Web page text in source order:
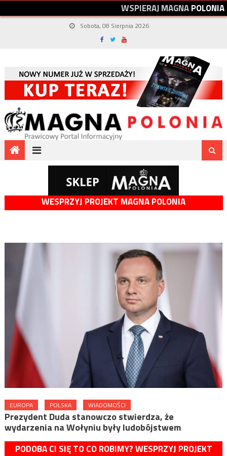
WSPIERAJMAGNAPOLONIA
Sobota, 08 Sierpnia 2026
WESPRZYJ PROJEKT MAGNA POLONIA
EUROPA POLSKA WIADOMOŚCI
Prezydent Duda stanowczo stwierdza, że
wydarzenia na Wołyniu były ludobójstwem
PODOBA CI SIĘ TO CO ROBIMY? WESPRZYJ PROJEKT